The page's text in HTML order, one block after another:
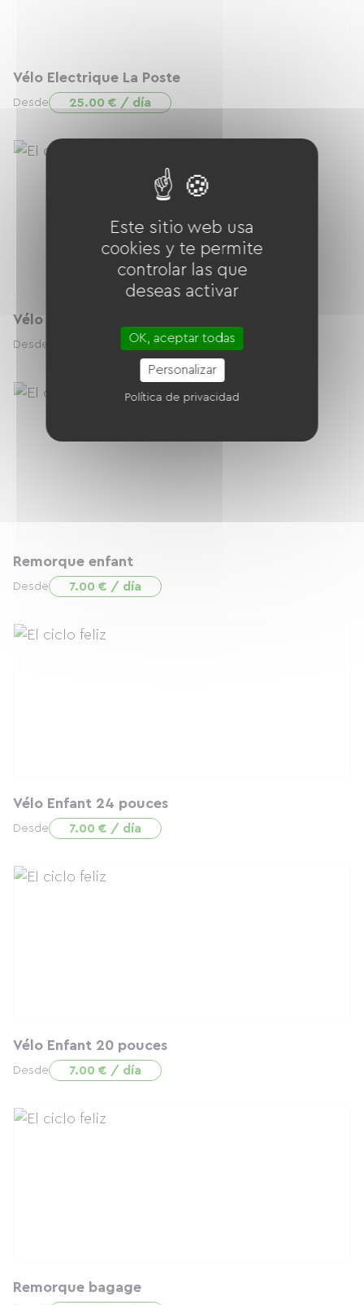
Vélo Electrique La Poste
Desde 25.00 € / día
Vélo Electrique Liberty
Desde 25.00 € / día
Remorque enfant
Desde 7.00 € / día
Vélo Enfant 24 pouces
Desde 7.00 € / día
Vélo Enfant 20 pouces
Desde 7.00 € / día
Remorque bagage
Este sitio web usa
cookies y te permite
controlar las que
deseas activar
OK, aceptar todas
Personalizar
Política de privacidad